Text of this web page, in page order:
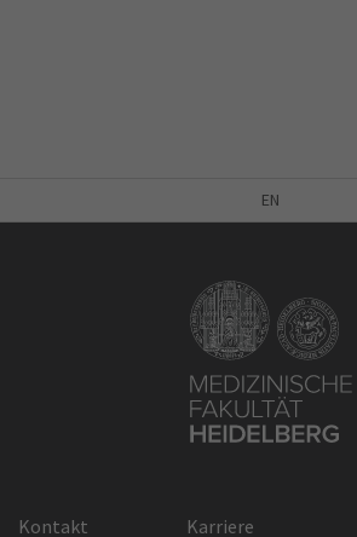
EN
Kontakt Karriere